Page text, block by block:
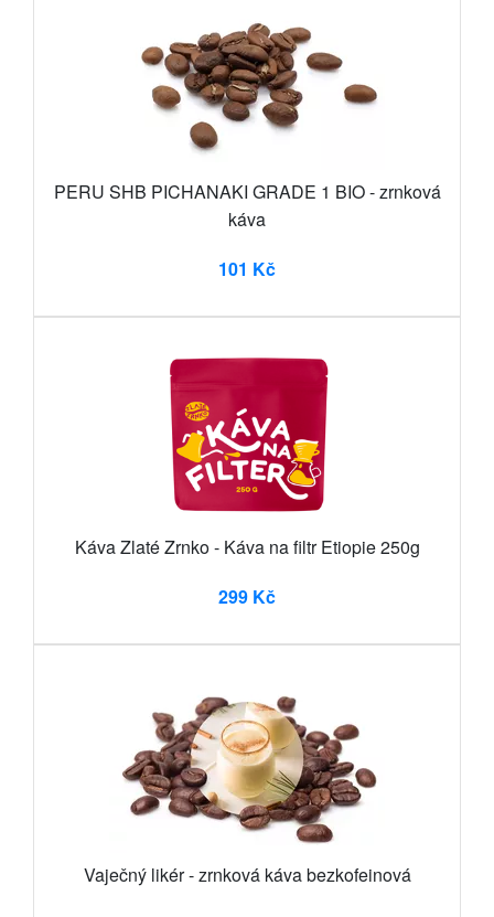
PERU SHB PICHANAKI GRADE 1 BIO - zrnková
káva
101 Kč
Káva Zlaté Zrnko - Káva na filtr Etiopie 250g
299 Kč
Vaječný likér - zrnková káva bezkofeinová